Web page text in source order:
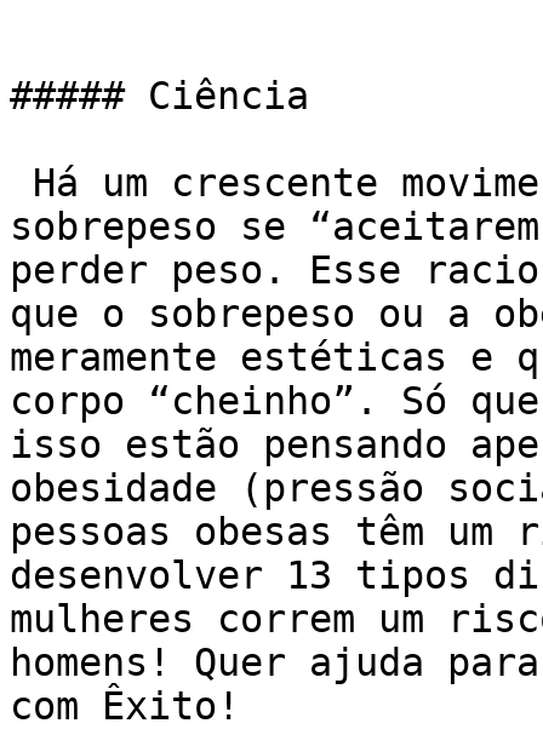
##### Ciência
sobrepeso se
perder peso. Esse
que o sobrepeso ou a
meramente estéticas e
corpo “cheinho”. Só
isso estão pensando
obesidade (pressão
pessoas obesas têm um
desenvolver 13 tipos
mulheres correm um
homens! Quer ajuda
com Êxito!